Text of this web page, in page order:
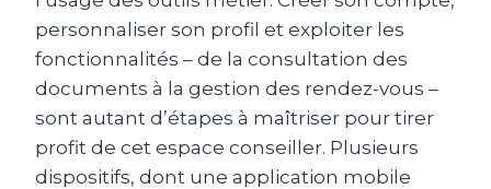
personnaliser son profil et exploiter les
fonctionnalités – de la consultation des
documents à la gestion des rendez-vous –
sont autant d’étapes à maîtriser pour tirer
profit de cet espace conseiller. Plusieurs
dispositifs, dont une application mobile